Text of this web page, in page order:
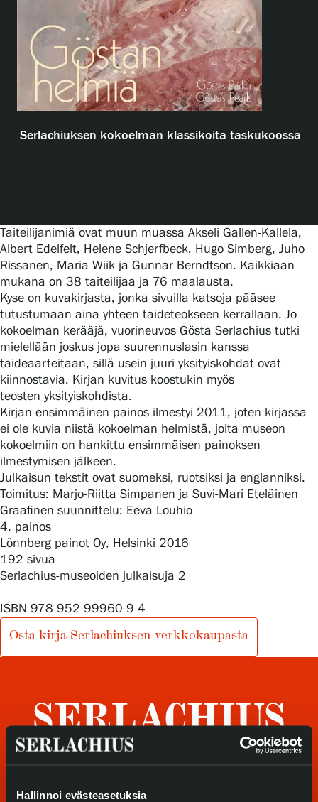
Hallinnoi evästeasetuksia
Näyttelyt
Tapahtumat
Palvelumme
Serlachius Residenssi
SERLACHIUS+
Gösta Serlachiuksen taidesäätiö
Yhteystiedot
Ravintola Gösta
Serlachius Taidesauna
Serlachius Art & Sauna Express
Medialle
Vastuullisuus
Esteettömyys
Tietosuoja ja evästeet
Serlachiuksen kokoelman klassikoita taskukoossa
Taiteilijanimiä ovat muun muassa Akseli Gallen-Kallela,
Albert Edelfelt, Helene Schjerfbeck, Hugo Simberg, Juho
Rissanen, Maria Wiik ja Gunnar Berndtson. Kaikkiaan
mukana on 38 taiteilijaa ja 76 maalausta.
Kyse on kuvakirjasta, jonka sivuilla katsoja pääsee
tutustumaan aina yhteen taideteokseen kerrallaan. Jo
kokoelman kerääjä, vuorineuvos Gösta Serlachius tutki
mielellään joskus jopa suurennuslasin kanssa
taideaarteitaan, sillä usein juuri yksityiskohdat ovat
kiinnostavia. Kirjan kuvitus koostukin myös
teosten yksityiskohdista.
Kirjan ensimmäinen painos ilmestyi 2011, joten kirjassa
ei ole kuvia niistä kokoelman helmistä, joita museon
kokoelmiin on hankittu ensimmäisen painoksen
ilmestymisen jälkeen.
Julkaisun tekstit ovat suomeksi, ruotsiksi ja englanniksi.
Toimitus: Marjo-Riitta Simpanen ja Suvi-Mari Eteläinen
Graafinen suunnittelu: Eeva Louhio
4. painos
Lönnberg painot Oy, Helsinki 2016
192 sivua
Serlachius-museoiden julkaisuja 2
ISBN 978-952-99960-9-4
Osta kirja Serlachiuksen verkkokaupasta